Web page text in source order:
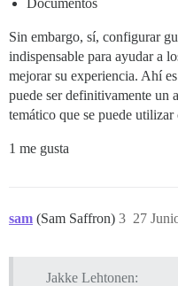
Documentos
Sin embargo, sí, configurar
indispensable para ayudar a
mejorar su experiencia. Ahí
puede ser definitivamente un
temático que se puede
1 me gusta
sam (Sam Saffron) 27
3
Jakke Lehtonen: